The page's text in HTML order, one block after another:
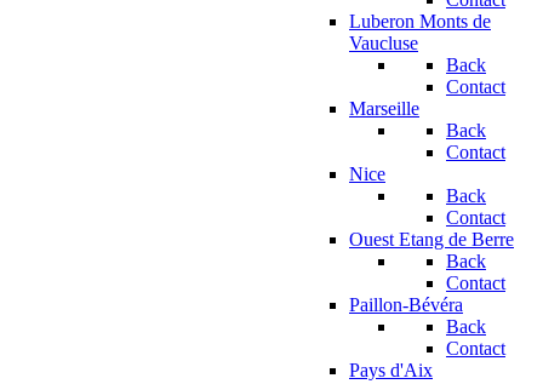
Luberon Monts de
Vaucluse
Back
Contact
Marseille
Back
Contact
Nice
Back
Contact
Ouest Etang de Berre
Back
Contact
Paillon-Bévéra
Back
Contact
Pays d'Aix